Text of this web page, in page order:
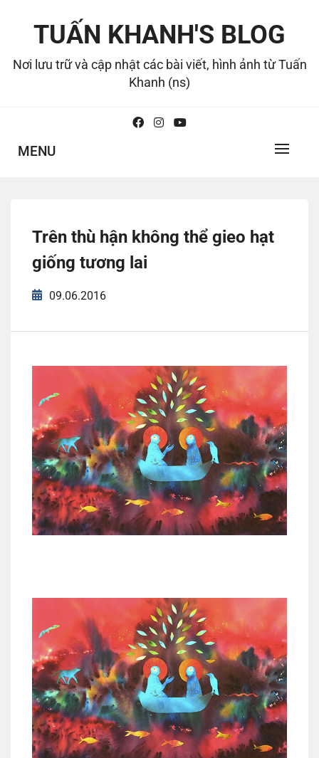
TUẤN KHANH'S BLOG
Nơi lưu trữ và cập nhật các bài viết, hình ảnh từ Tuấn
Khanh (ns)
MENU
Trên thù hận không thể gieo hạt
giống tương lai
09.06.2016